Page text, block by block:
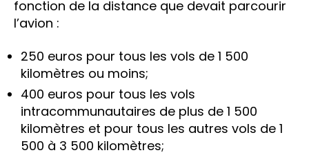
fonction de la distance que devait parcourir
l’avion :
250 euros pour tous les vols de 1 500
kilomètres ou moins;
400 euros pour tous les vols
intracommunautaires de plus de 1 500
kilomètres et pour tous les autres vols de 1
500 à 3 500 kilomètres;